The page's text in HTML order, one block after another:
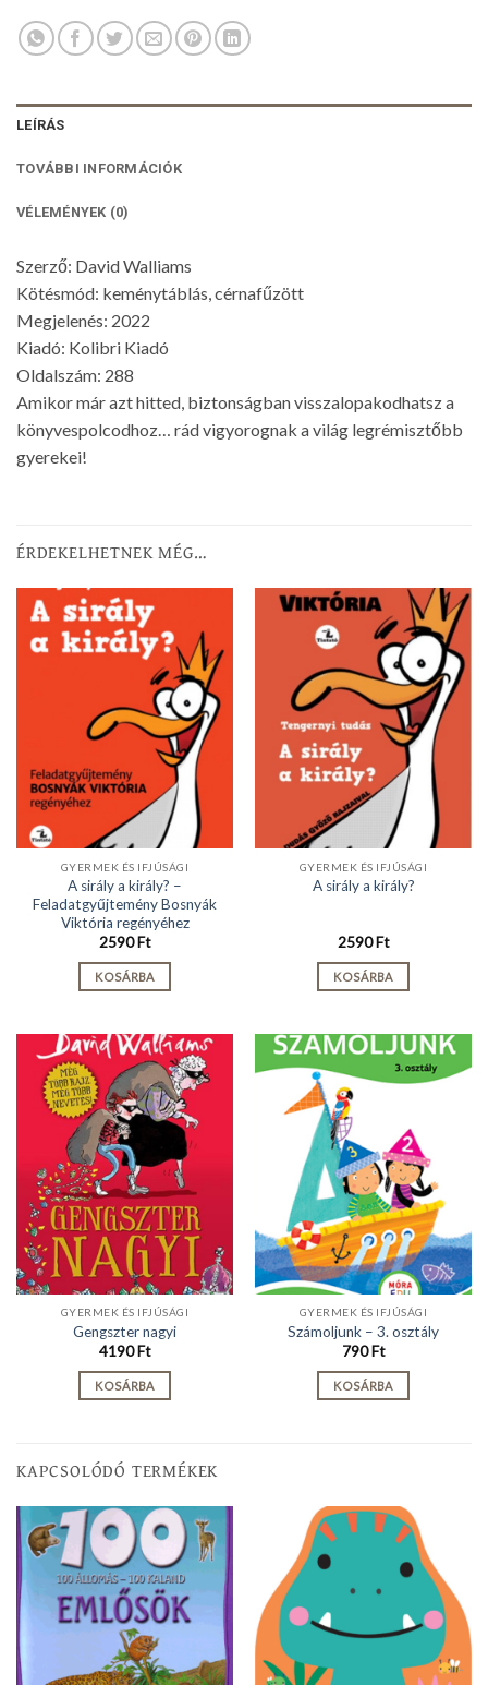
LEÍRÁS
TOVÁBBI INFORMÁCIÓK
VÉLEMÉNYEK (0)
Szerző: David Walliams
Kötésmód: keménytáblás, cérnafűzött
Megjelenés: 2022
Kiadó: Kolibri Kiadó
Oldalszám: 288
Amikor már azt hitted, biztonságban visszalopakodhatsz a
könyvespolcodhoz… rád vigyorognak a világ legrémisztőbb
gyerekei!
ÉRDEKELHETNEK MÉG…
GYERMEK ÉS IFJÚSÁGI
A sirály a király? –
Feladatgyűjtemény Bosnyák
Viktória regényéhez
2590Ft
KOSÁRBA
GYERMEK ÉS IFJÚSÁGI
A sirály a király?
2590Ft
KOSÁRBA
GYERMEK ÉS IFJÚSÁGI
Gengszter nagyi
4190Ft
KOSÁRBA
GYERMEK ÉS IFJÚSÁGI
Számoljunk – 3. osztály
790Ft
KOSÁRBA
KAPCSOLÓDÓ TERMÉKEK